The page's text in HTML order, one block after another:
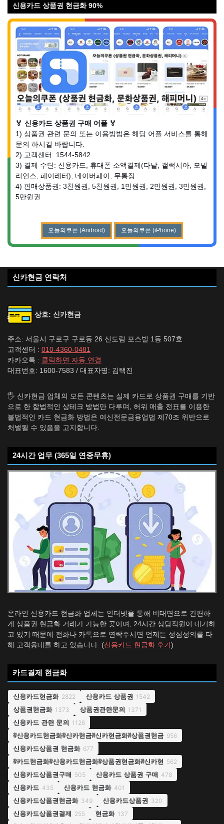
신용카드 상품권 현금화 90%
🏅 신용카드 상품권 구매 어플 🏅
1) 상품권 관련 문의 또는 이용방법은 해당 어플 서비스를 통해
문의 하시길 바랍니다.
2) 고객센터: 1544-5842
3) 결제 수단: 신용카드, 휴대폰 소액결제(다날, 갤럭시아, 모빌
리언스, 페이레터), 네이버페이, 무통장
4) 판매상품권: 3천원권, 5천원권, 1만원권, 2만원권, 3만원권,
5만원권
오늘의쿠폰 (Android) 오늘의쿠폰 (iPhone)
신카현금 연락처
상호: 신카현금
주소: 서울시 구로구 구로동 26 신도림 포스빌 1동 507호
고객센터 : 010-4360-0481
카카오톡 : 클릭하면 자동 연결
대표번호: 1600-7583 / 대표자명: 김택진
🖐️ 신카현금 업체의 모든 콘텐츠는 실제 카드로 상품권 구매를 기반
으로 한 합법적인 상테크 방법만 다루며, 허위 매출 전표를 이용한
불법적인 카드 현금화 방법은 여신전문금융업법 제70조 위반으로
처벌될 수 있음을 고지합니다.
24시간 업무 (365일 연중무휴)
온라인 신용카드 현금화 업체는 인터넷을 통해 비대면으로 간편하
게 상품권 현금화 거래가 가능한 곳이며, 24시간 상담직원이 대기하
고 있기 때문에 전화나 카톡으로 연락주시면 언제든 성심성의를 다
해 고객응대를 하고 있습니다. (신용카드 현금화 후기 )
카드결제 현금화
신용카드현금화 2822 신용카드 상품권 1542
상품권현금화 1373 상품권관련문의 1371
신용카드 관련 문의 1126
#신용카드현금화#신카현금#신카현금화#상품권현금 956
신용카드상품권 현금화 677
#카드현금화#신용카드현금화#상품권현금화#신카현 562
신용카드상품권구매 505 신용카드 상품권 구매 478
신용카드 435 신용카드 현금화 401
신용카드상품권현금화 349 신용카드상품권 320
신용카드상품권결제 255 현금화 137